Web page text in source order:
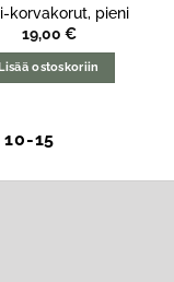
korvakorut, pieni
19,00 €
Lisää ostoskoriin
10-15